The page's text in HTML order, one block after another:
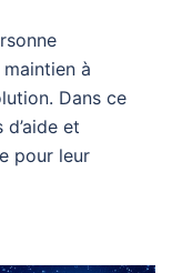
à
Dans ce
et
pour leur